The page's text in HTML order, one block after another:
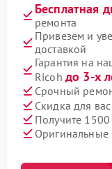
Бесплатная
ремонта
Привезем и
доставкой
Гарантия на
Ricoh до 3-х
Срочный
Скидка для
Получите